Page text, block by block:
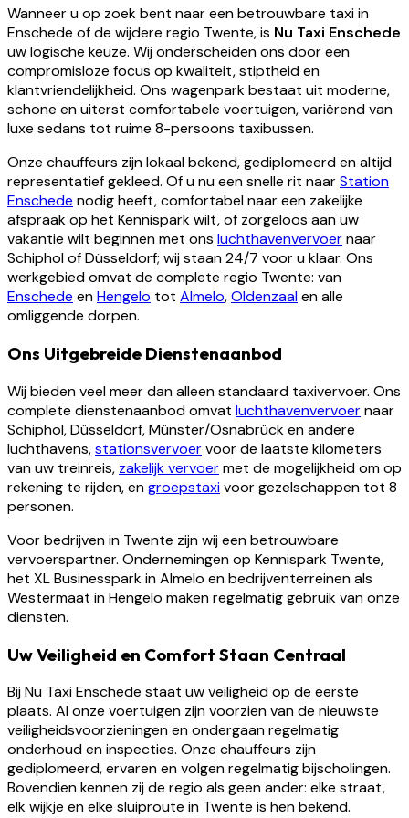
Wanneer u op zoek bent naar een betrouwbare taxi in
Enschede of de wijdere regio Twente, is Nu Taxi Enschede
uw logische keuze. Wij onderscheiden ons door een
compromisloze focus op kwaliteit, stiptheid en
klantvriendelijkheid. Ons wagenpark bestaat uit moderne,
schone en uiterst comfortabele voertuigen, variërend van
luxe sedans tot ruime 8-persoons taxibussen.
Onze chauffeurs zijn lokaal bekend, gediplomeerd en altijd
representatief gekleed. Of u nu een snelle rit naarStation
Enschede nodig heeft, comfortabel naar een zakelijke
afspraak op het Kennispark wilt, of zorgeloos aan uw
vakantie wilt beginnen met ons luchthavenvervoernaar
Schiphol of Düsseldorf; wij staan 24/7 voor u klaar. Ons
werkgebied omvat de complete regio Twente: van
Enschede enHengelo tot Almelo,Oldenzaalen alle
omliggende dorpen.
Ons Uitgebreide Dienstenaanbod
Wij bieden veel meer dan alleen standaard taxivervoer. Ons
complete dienstenaanbod omvat luchthavenvervoernaar
Schiphol, Düsseldorf, Münster/Osnabrück en andere
luchthavens,stationsvervoervoor de laatste kilometers
van uw treinreis, zakelijk vervoermet de mogelijkheid om op
rekening te rijden, engroepstaxivoor gezelschappen tot 8
personen.
Voor bedrijven in Twente zijn wij een betrouwbare
vervoerspartner. Ondernemingen op Kennispark Twente,
het XL Businesspark in Almelo en bedrijventerreinen als
Westermaat in Hengelo maken regelmatig gebruik van onze
diensten.
Uw Veiligheid en Comfort Staan Centraal
Bij Nu Taxi Enschede staat uw veiligheid op de eerste
plaats. Al onze voertuigen zijn voorzien van de nieuwste
veiligheidsvoorzieningen en ondergaan regelmatig
onderhoud en inspecties. Onze chauffeurs zijn
gediplomeerd, ervaren en volgen regelmatig bijscholingen.
Bovendien kennen zij de regio als geen ander: elke straat,
elk wijkje en elke sluiproute in Twente is hen bekend.